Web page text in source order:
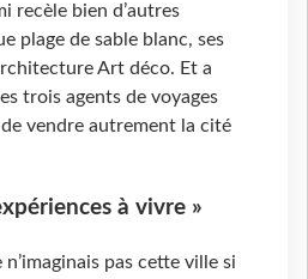
recèle bien d’autres
plage de sable blanc, ses
Art déco. Et a
trois agents de voyages
vendre autrement la cité
à vivre »
pas cette ville si